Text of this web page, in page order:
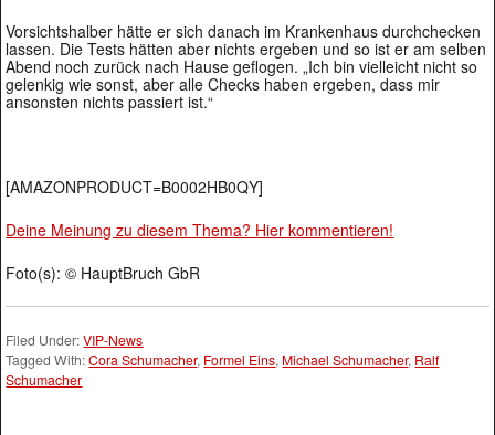
Vorsichtshalber hätte er sich danach im Krankenhaus durchchecken
lassen. Die Tests hätten aber nichts ergeben und so ist er am selben
Abend noch zurück nach Hause geflogen. „Ich bin vielleicht nicht so
gelenkig wie sonst, aber alle Checks haben ergeben, dass mir
ansonsten nichts passiert ist.“
[AMAZONPRODUCT=B0002HB0QY]
Deine Meinung zu diesem Thema? Hier kommentieren!
Foto(s): © HauptBruch GbR
Filed Under:VIP-News
Tagged With:Cora Schumacher, Formel Eins, Michael Schumacher, Ralf
Schumacher